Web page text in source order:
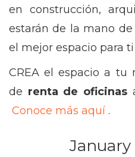
en construcción,
estarán de la mano
el mejor espacio para
CREA el espacio a tu
de renta de oficinas
Conoce más aquí .
January